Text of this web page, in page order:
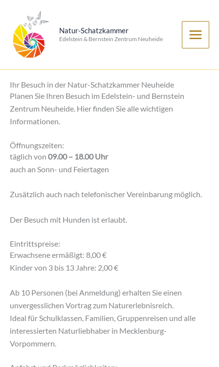
springen
Natur-Schatzkammer
Edelstein & Bernstein Zentrum Neuheide
Ihr Besuch in der Natur-Schatzkammer Neuheide
Planen Sie Ihren Besuch im Edelstein- und Bernstein
Zentrum Neuheide. Hier finden Sie alle wichtigen
Informationen.
Öffnungszeiten:
täglich von 09.00 – 18.00 Uhr
auch an Sonn- und Feiertagen
Zusätzlich auch nach telefonischer Vereinbarung möglich.
Der Besuch mit Hunden ist erlaubt.
Eintrittspreise:
Erwachsene ermäßigt: 8,00 €
Kinder von 3 bis 13 Jahre: 2,00 €
Ab 10 Personen (bei Anmeldung) erhalten Sie einen
unvergesslichen Vortrag zum Naturerlebnisreich.
Ideal für Schulklassen, Familien, Gruppenreisen und alle
interessierten Naturliebhaber in Mecklenburg-
Vorpommern.